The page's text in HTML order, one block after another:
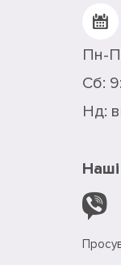
Пн-
Сб:
Нд: